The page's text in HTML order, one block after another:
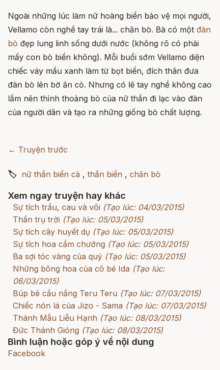
Ngoài những lúc làm nữ hoàng biển bảo vệ mọi người,
Vellamo còn nghề tay trái là... chăn bò. Bà có một đàn
bò đẹp lung linh sống dưới nước (không rõ có phải
mấy con bò biển không). Mỗi buổi sớm Vellamo diện
chiếc váy mầu xanh làm từ bọt biển, đích thân đưa
đàn bò lên bờ ăn cỏ. Nhưng có lẽ tay nghề không cao
lắm nên thỉnh thoảng bò của nữ thần đi lạc vào đàn
của người dân và tạo ra những giống bò chất lượng.
← Truyện trước
🏷 nữ thần biển cả , thần biển , chăn bò
Xem ngay truyện hay khác
Sự tích trầu, cau và vôi (Tạo lúc: 04/03/2015)
Thần trụ trời (Tạo lúc: 05/03/2015)
Sự tích cây huyết dụ (Tạo lúc: 05/03/2015)
Sự tích hoa cẩm chướng (Tạo lúc: 05/03/2015)
Ba sợi tóc vàng của quỷ (Tạo lúc: 05/03/2015)
Những bông hoa của cô bé Ida (Tạo lúc:
06/03/2015)
Búp bê cầu nắng Teru Teru (Tạo lúc: 07/03/2015)
Chiếc nón lá của Jizo - Sama (Tạo lúc: 07/03/2015)
Thánh Mẫu Liễu Hạnh (Tạo lúc: 08/03/2015)
Đức Thánh Gióng (Tạo lúc: 08/03/2015)
Bình luận hoặc góp ý về nội dung
Facebook